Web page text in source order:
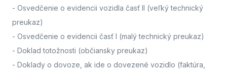
- Osvedčenie o evidencii vozidla časť II (veľký technický
preukaz)
- Osvedčenie o evidencii časť I (malý technický preukaz)
- Doklad totožnosti (občiansky preukaz)
- Doklady o dovoze, ak ide o dovezené vozidlo (faktúra,